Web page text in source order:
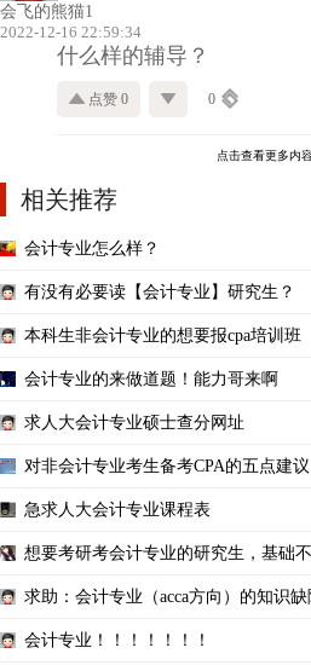
会飞的熊猫1
2022-12-16 22:59:34
什么样的辅导？
点赞 0 0
点击查看更多内
相关推荐
会计专业怎么样？
有没有必要读【会计专业】研究生？
本科生非会计专业的想要报cpa培训班
会计专业的来做道题！能力哥来啊
求人大会计专业硕士查分网址
对非会计专业考生备考CPA的五点建议
急求人大会计专业课程表
想要考研考会计专业的研究生，基础
求助：会计专业（acca方向）的知识缺
会计专业！！！！！！！